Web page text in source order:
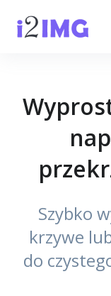
Szybko
krzywe
do